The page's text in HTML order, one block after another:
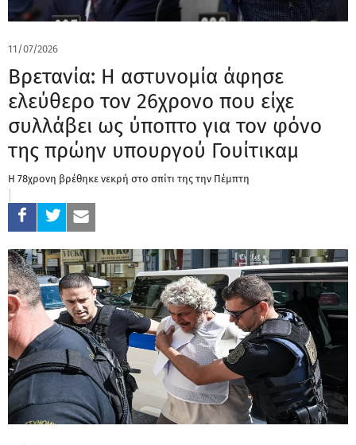
11/07/2026
Βρετανία: Η αστυνομία άφησε
ελεύθερο τον 26χρονο που είχε
συλλάβει ως ύποπτο για τον φόνο
της πρώην υπουργού Γουίτικαμ
H 78χρονη βρέθηκε νεκρή στο σπίτι της την Πέμπτη